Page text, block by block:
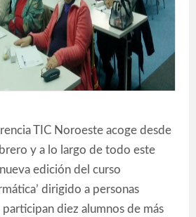
TIC Noroeste acoge desde
y a lo largo de todo este
edición del curso
dirigido a personas
diez alumnos de más